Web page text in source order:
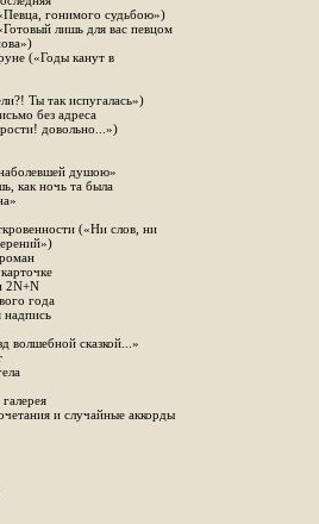
гонимого судьбою»)
лишь для вас певцом
(«Годы канут в
Ты так испугалась»)
без адреса
довольно...»)
душою»
как ночь та была
(«Ни слов, ни
2N+N
года
надпись
волшебной сказкой...»
и случайные аккорды